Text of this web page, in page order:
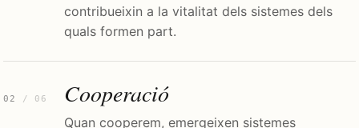
contribueixin a la vitalitat dels sistemes dels
quals formen part.
02 / 06 Cooperació
Quan cooperem, emergeixen sistemes